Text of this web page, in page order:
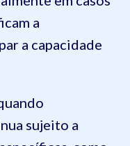
a
a capacidade
sujeito a